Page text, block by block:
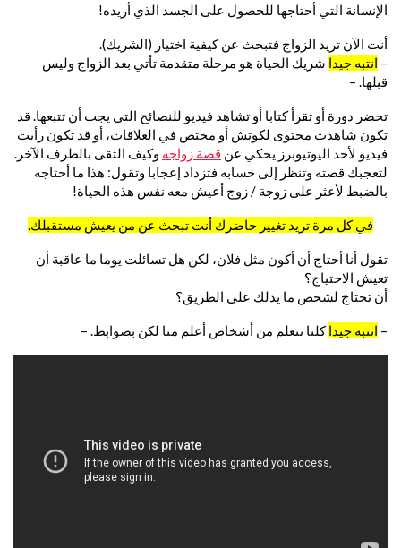
الإنسانة التي أحتاجها للحصول على الجسد الذي أريده!
أنت الآن تريد الزواج فتبحث عن كيفية اختيار (الشريك).
– انتبه جيدا شريك الحياة هو مرحلة متقدمة تأتي بعد الزواج وليس
قبلها. –
تحضر دورة أو تقرأ كتابا أو تشاهد فيديو للنصائح التي يجب أن تتبعها. قد
تكون شاهدت محتوى لكوتش أو مختص في العلاقات، أو قد تكون رأيت
فيديو لأحد اليوتيوبرز يحكي عن قصة زواجه وكيف التقى بالطرف الآخر.
لتعجبك قصته وتنظر إلى حسابه فتزداد إعجابا وتقول: هذا ما أحتاجه
بالضبط لأعثر على زوجة / زوج أعيش معه نفس هذه الحياة!
في كل مرة تريد تغيير حاضرك أنت تبحث عن من يعيش مستقبلك.
تقول أنا أحتاج أن أكون مثل فلان، لكن هل تسائلت يوما ما عاقبة أن
تعيش الاحتياج؟
أن تحتاج لشخص ما يدلك على الطريق؟
– انتبه جيداكلنا نتعلم من أشخاص أعلم منا لكن بضوابط. –